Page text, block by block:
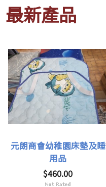
最新產品
元朗商會幼稚園床墊及睡
用品
$460.00